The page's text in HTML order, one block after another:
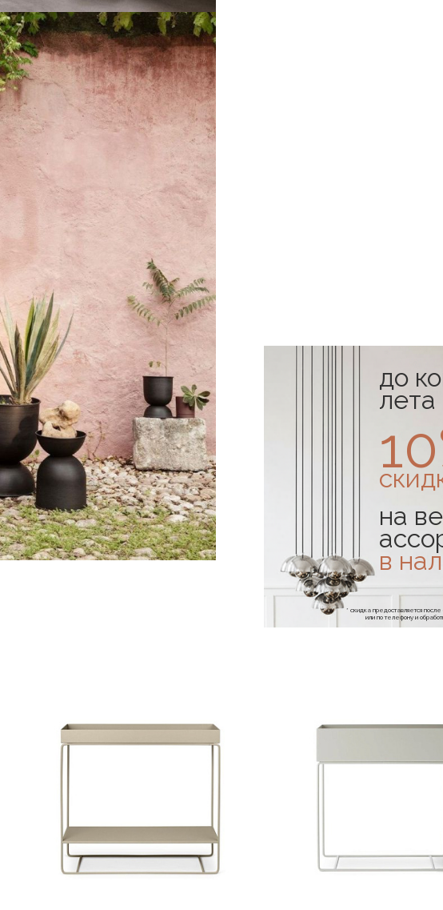
до
лета
на
в
* скидка предоставляется
или по телефону и